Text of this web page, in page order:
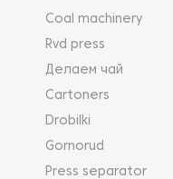
Coal machinery
Rvd press
Делаем чай
Cartoners
Drobilki
Gornorud
Press separator